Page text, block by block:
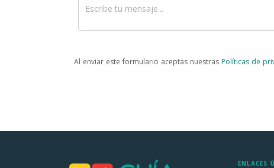
Al enviar este formulario aceptas nuestras Políticas de
ENLACES